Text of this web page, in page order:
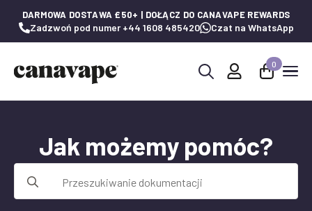
DARMOWA DOSTAWA £50+ | DOŁĄCZ DO CANAVAPE REWARDS
Zadzwoń pod numer +44 1608 485420 Czat na WhatsApp
0
Jak możemy pomóc?